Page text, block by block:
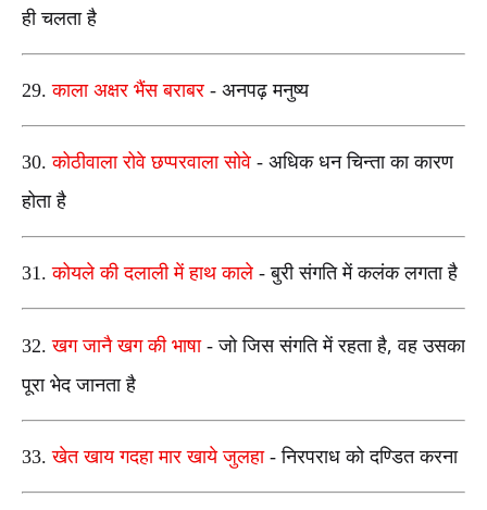
ही चलता है
29.काला अक्षर भैंस बराबर - अनपढ़ मनुष्य
30.कोठीवाला रोवे छप्परवाला सोवे - अधिक धन चिन्ता का कारण
होता है
31.कोयले की दलाली में हाथ काले - बुरी संगति में कलंक लगता है
32.खग जानै खग की भाषा - जो जिस संगति में रहता है,वह उसका
पूरा भेद जानता है
33.खेत खाय गदहा मार खाये जुलहा - निरपराध को दण्डित करना